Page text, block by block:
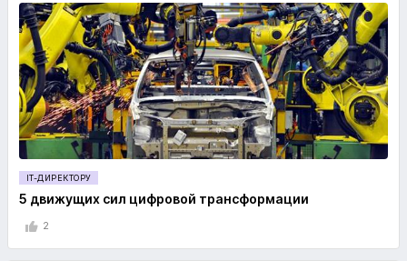
IT-ДИРЕКТОРУ
5 движущих сил цифровой трансформации
2